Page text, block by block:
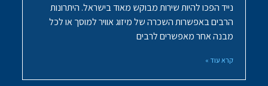
נייד הפכו להיות שירות מבוקש מאוד בישראל. היתרונות
הרבים באפשרות השכרה של מיזוג אוויר למוסך או לכל
מבנה אחר מאפשרים לרבים
קרא עוד »